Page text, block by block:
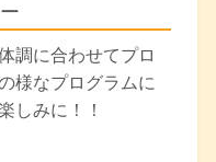
調に合わせてプロ
様なプログラムに
しみに！！